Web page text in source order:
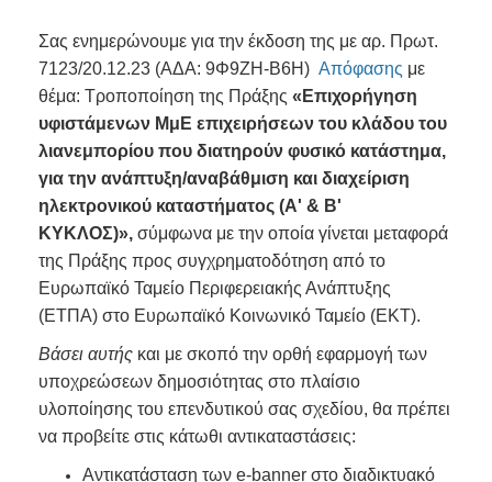
Σας ενημερώνουμε για την έκδοση της με αρ. Πρωτ.
7123/20.12.23 (ΑΔΑ: 9Φ9ΖΗ-Β6Η) Απόφασης με
θέμα: Τροποποίηση της Πράξης «Επιχορήγηση
υφιστάμενων ΜμΕ επιχειρήσεων του κλάδου του
λιανεμπορίου που διατηρούν φυσικό κατάστημα,
για την ανάπτυξη/αναβάθμιση και διαχείριση
ηλεκτρονικού καταστήματος (Α' & Β'
ΚΥΚΛΟΣ)», σύμφωνα με την οποία γίνεται μεταφορά
της Πράξης προς συγχρηματοδότηση από το
Ευρωπαϊκό Ταμείο Περιφερειακής Ανάπτυξης
(ΕΤΠΑ) στο Ευρωπαϊκό Κοινωνικό Ταμείο (ΕΚΤ).
Βάσει αυτής και με σκοπό την ορθή εφαρμογή των
υποχρεώσεων δημοσιότητας στο πλαίσιο
υλοποίησης του επενδυτικού σας σχεδίου, θα πρέπει
να προβείτε στις κάτωθι αντικαταστάσεις:
Αντικατάσταση των e-banner στο διαδικτυακό